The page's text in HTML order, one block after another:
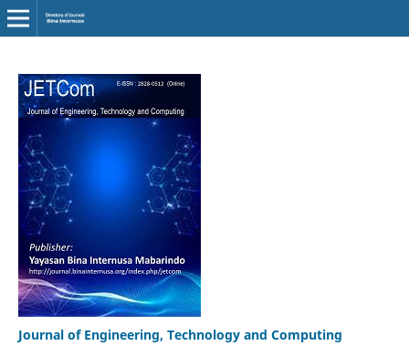
Journal of Engineering, Technology and Computing